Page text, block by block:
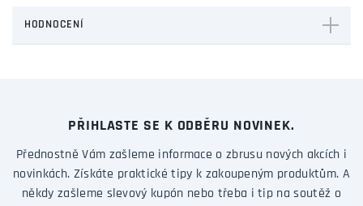
HODNOCENÍ
PŘIHLASTE SE K ODBĚRU NOVINEK.
Přednostně Vám zašleme informace o zbrusu nových akcích i
novinkách. Získáte praktické tipy k zakoupeným produktům. A
někdy zašleme slevový kupón nebo třeba i tip na soutěž o